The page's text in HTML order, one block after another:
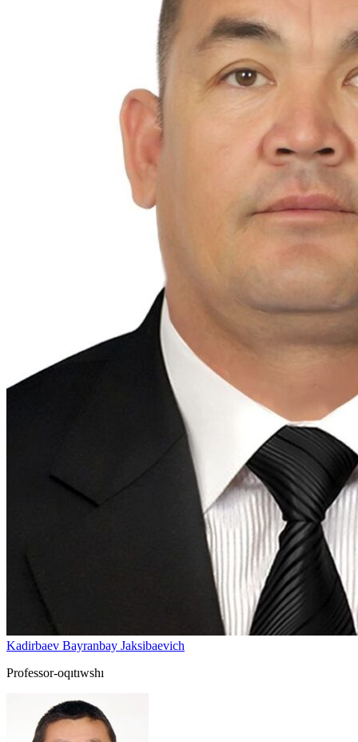
Kadirbaev Bayranbay Jaksibaevich
Professor-oqıtıwshı